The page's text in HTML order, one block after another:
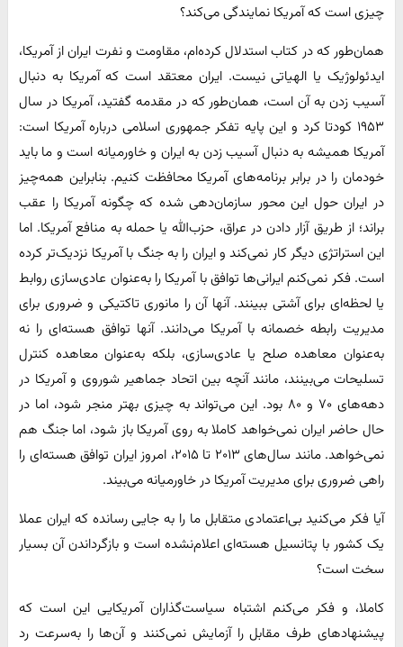
چیزی است که آمریکا نمایندگی می‌کند؟
همان‌طور که در کتاب استدلال کرده‌ام، مقاومت و نفرت ایران از آمریکا،
ایدئولوژیک یا الهیاتی نیست. ایران معتقد است که آمریکا به دنبال
آسیب زدن به آن است، همان‌طور که در مقدمه گفتید، آمریکا در سال
۱۹۵۳ کودتا کرد و این پایه تفکر جمهوری اسلامی درباره آمریکا است:
آمریکا همیشه به دنبال آسیب زدن به ایران و خاورمیانه است و ما باید
خودمان را در برابر برنامه‌های آمریکا محافظت کنیم. بنابراین همه‌چیز
در ایران حول این محور سازمان‌دهی شده که چگونه آمریکا را عقب
براند؛ از طریق آزار دادن در عراق، حزب‌الله یا حمله به منافع آمریکا. اما
این استراتژی دیگر کار نمی‌کند و ایران را به جنگ با آمریکا نزدیک‌تر کرده
است. فکر نمی‌کنم ایرانی‌ها توافق با آمریکا را به‌عنوان عادی‌سازی روابط
یا لحظه‌ای برای آشتی ببینند. آنها آن را مانوری تاکتیکی و ضروری برای
مدیریت رابطه خصمانه با آمریکا می‌دانند. آنها توافق هسته‌ای را نه
به‌عنوان معاهده صلح یا عادی‌سازی، بلکه به‌عنوان معاهده کنترل
تسلیحات می‌بینند، مانند آنچه بین اتحاد جماهیر شوروی و آمریکا در
دهه‌های ۷۰ و ۸۰ بود. این می‌تواند به چیزی بهتر منجر شود، اما در
حال حاضر ایران نمی‌خواهد کاملا به روی آمریکا باز شود، اما جنگ هم
نمی‌خواهد. مانند سال‌های ۲۰۱۳ تا ۲۰۱۵، امروز ایران توافق هسته‌ای را
راهی ضروری برای مدیریت آمریکا در خاورمیانه می‌بیند.
آیا فکر می‌کنید بی‌اعتمادی متقابل ما را به جایی رسانده که ایران عملا
یک کشور با پتانسیل هسته‌ای اعلام‌نشده است و بازگرداندن آن بسیار
سخت است؟
کاملا، و فکر می‌کنم اشتباه سیاست‌گذاران آمریکایی این است که
پیشنهادهای طرف مقابل را آزمایش نمی‌کنند و آن‌ها را به‌سرعت رد